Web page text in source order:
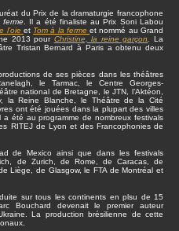
du Prix de la dramaturgie francophone
ferme. Il a été finaliste au Prix Soni Labou
l’oie et Tom à la ferme et nommé au Grand
2013 pour Christine, la reine garçon .La
Tristan Bernard à Paris a obtenu deux
de ses pièces dans les théâtres
le Tarmac, le Centre Georges-
national de Bretagne, le JTN, l’Aktéon,
la Reine Blanche, le Théâtre de la Cité
ont été jouées dans la plupart des villes
a été au programme de nombreux festivals
RITEJ de Lyon et des Francophonies de
de Mexico ainsi que dans les festivals
de Zurich, de Rome, de Caracas, de
Liège, de Glasgow, le FTA de Montréal et
sur tous les continents en plsu de 15
Bouchard devenait le premier auteur
La production brésilienne de cette